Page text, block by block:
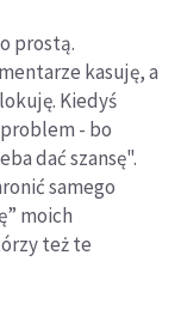
prostą.
kasuję, a
Kiedyś
- bo
dać szansę".
samego
moich
też te